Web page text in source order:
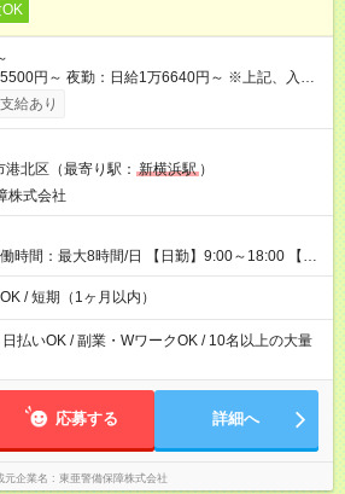
円～ 夜勤：日給1万6640円～ ※上記、入社
む(25勤務まで) ┗新任研修の終了から100日以内
UP！ ■
前払いOK！ 給与即時払いサービス『クリア
当日にコンビニATMから 現金で給与を受け取れ
日間)中も 手当をしっ
給！ ┗研修手当の一部(9，000円)は手渡しで支
支給(500円×3日間） ┗研修期間中も交通費全額
給あり
北区（最寄り駅： 新横浜駅 ）
株式会社
時間：最大8時間/日 【日勤】9:00～18:00 【夜
もOK♪ ・自分
て稼げます◎ ・シフトの申告は電話・メールで
定に 合わせて好きな時など、自由に働けます
/ 短期（1ヶ月以内）
払いOK / 副業・WワークOK / 10名以上の大量
応募する 詳細へ
元企業名 東亜警備保障株式会社